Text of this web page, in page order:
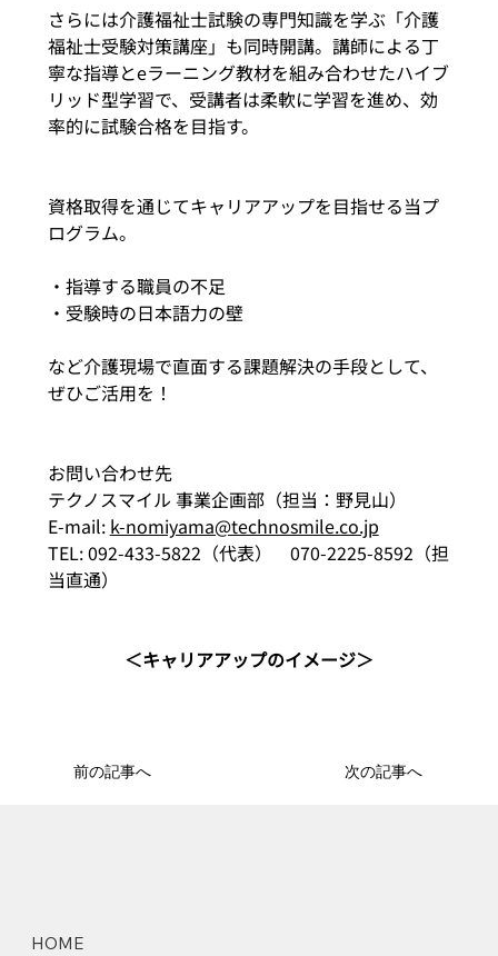
前の記事へ 次の記事へ
さらには介護福祉士試験の専門知識を学ぶ「介護
福祉士受験対策講座」も同時開講。講師による丁
寧な指導とeラーニング教材を組み合わせたハイブ
リッド型学習で、受講者は柔軟に学習を進め、効
率的に試験合格を目指す。
資格取得を通じてキャリアアップを目指せる当プ
ログラム。
・指導する職員の不足
・受験時の日本語力の壁
など介護現場で直面する課題解決の手段として、
ぜひご活用を！
お問い合わせ先
テクノスマイル 事業企画部（担当：野見山）
E-mail: k-nomiyama@technosmile.co.jp
TEL: 092-433-5822（代表）　070-2225-8592（担
当直通）
＜キャリアアップのイメージ＞
HOME